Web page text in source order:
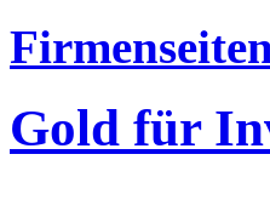
Gold für